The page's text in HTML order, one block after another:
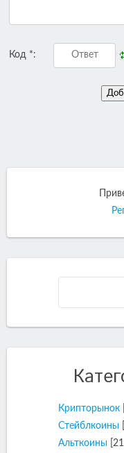
Код *:
Крипторынок
Стейблкоины
Альткоины